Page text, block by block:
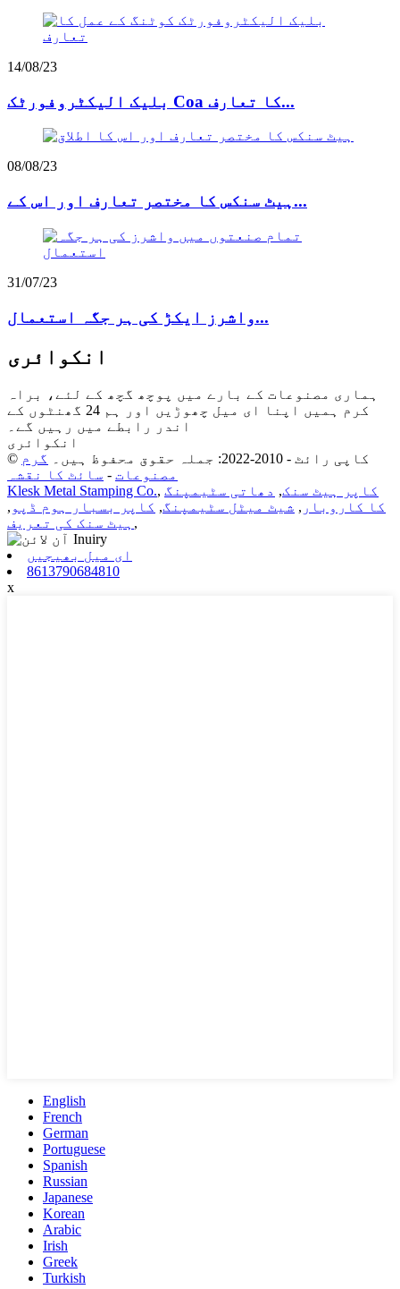
14/08/23
بلیک الیکٹروفورٹک Coa کا تعارف...
08/08/23
ہیٹ سنکس کا مختصر تعارف اور اس کے...
31/07/23
واشرز ایکڑ کی ہر جگہ استعمال...
انکوائری
ہماری مصنوعات کے بارے میں پوچھ گچھ کے لئے، براہ
کرم ہمیں اپنا ای میل چھوڑیں اور ہم 24 گھنٹوں کے
اندر رابطے میں رہیں گے۔
انکوائری
© کاپی رائٹ - 2010-2022: جملہ حقوق محفوظ ہیں۔
گرم
مصنوعات - سائٹ کا نقشہ
Klesk Metal Stamping Co., کاپر ہیٹ سنک, دھاتی سٹیمپنگ
کا کاروبار , شیٹ میٹل سٹیمپنگ, کاپر بسبار ہوم ڈپو ,
ہیٹ سنک کی تعریف ,
ای میل بھیجیں
8613790684810
x
English
French
German
Portuguese
Spanish
Russian
Japanese
Korean
Arabic
Irish
Greek
Turkish